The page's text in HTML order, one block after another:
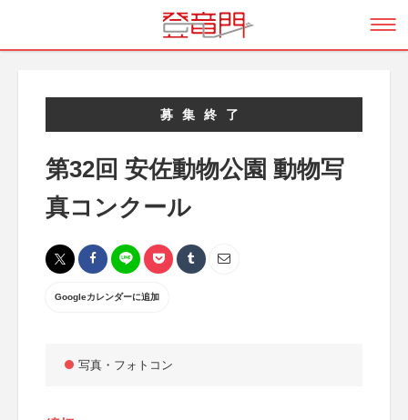
募集終了
第32回 安佐動物公園 動物写
真コンクール
Googleカレンダーに追加
写真・フォトコン